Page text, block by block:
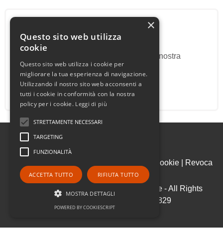
Proponi il Tuo Immobile
Proponi il tuo immobile alla nostra
agenzia.
Informativa Cookie|
Revoca
Consensi
© Copyright 2026 - Sovrano Immobiliare - All Rights
reserved - Part. IVA 05916270829
×
Questo sito web utilizza
cookie
Questo sito web utilizza i cookie per
migliorare la tua esperienza di navigazione.
Utilizzando il nostro sito web acconsenti a
tutti i cookie in conformità con la nostra
policy per i cookie. Leggi di più
STRETTAMENTE NECESSARI
TARGETING
FUNZIONALITÀ
ACCETTA TUTTO RIFIUTA TUTTO
MOSTRA DETTAGLI
POWERED BY COOKIESCRIPT